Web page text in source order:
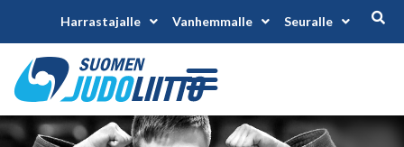
Harrastajalle Vanhemmalle Seuralle